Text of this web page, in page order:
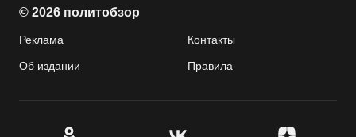
© 2026 политобзор
Реклама Контакты
Об издании Правила